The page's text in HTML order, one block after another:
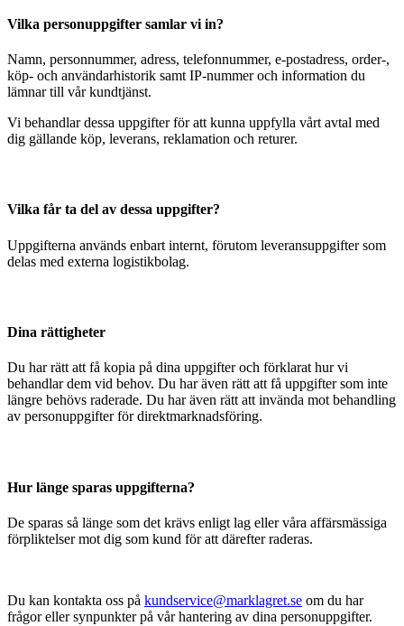
Vilka personuppgifter samlar vi in?
Namn, personnummer, adress, telefonnummer, e-postadress, order-,
köp- och användarhistorik samt IP-nummer och information du
lämnar till vår kundtjänst.
Vi behandlar dessa uppgifter för att kunna uppfylla vårt avtal med
dig gällande köp, leverans, reklamation och returer.
Vilka får ta del av dessa uppgifter?
Uppgifterna används enbart internt, förutom leveransuppgifter som
delas med externa logistikbolag.
Dina rättigheter
Du har rätt att få kopia på dina uppgifter och förklarat hur vi
behandlar dem vid behov. Du har även rätt att få uppgifter som inte
längre behövs raderade. Du har även rätt att invända mot behandling
av personuppgifter för direktmarknadsföring.
Hur länge sparas uppgifterna?
De sparas så länge som det krävs enligt lag eller våra affärsmässiga
förpliktelser mot dig som kund för att därefter raderas.
Du kan kontakta oss på kundservice@marklagret.se om du har
frågor eller synpunkter på vår hantering av dina personuppgifter.